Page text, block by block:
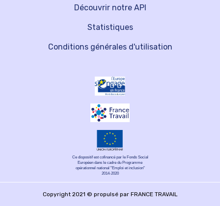
Découvrir notre API
Statistiques
Conditions générales d'utilisation
Ce dispositif est cofinancé par le Fonds Social
Européen dans le cadre du Programme
opérationnel national "Emploi et inclusion"
2014-2020
Copyright 2021 © propulsé par FRANCE TRAVAIL